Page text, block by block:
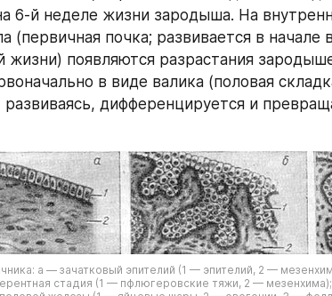
6-й неделе жизни зародыша. На
(первичная почка; развивается в начале
жизни) появляются разрастания
в виде валика (половая
дифференцируется и
а — зачатковый эпителий (1 — эпителий, 2 —
стадия (1 — пфлюгеровские тяжи, 2 — мезенхима);